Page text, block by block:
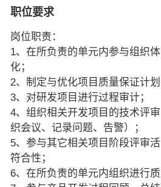
职位要求
岗位职责：
1、在所负责的单元内参与组织
化；
2、制定与优化项目质量保证计划
3、对研发项目进行过程审计；
4、组织相关开发项目的技术评
织会议、记录问题、告警）；
5、参与其它相关项目阶段评审
符合性；
6、在所负责的单元内组织进行质